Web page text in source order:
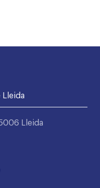
Lleida